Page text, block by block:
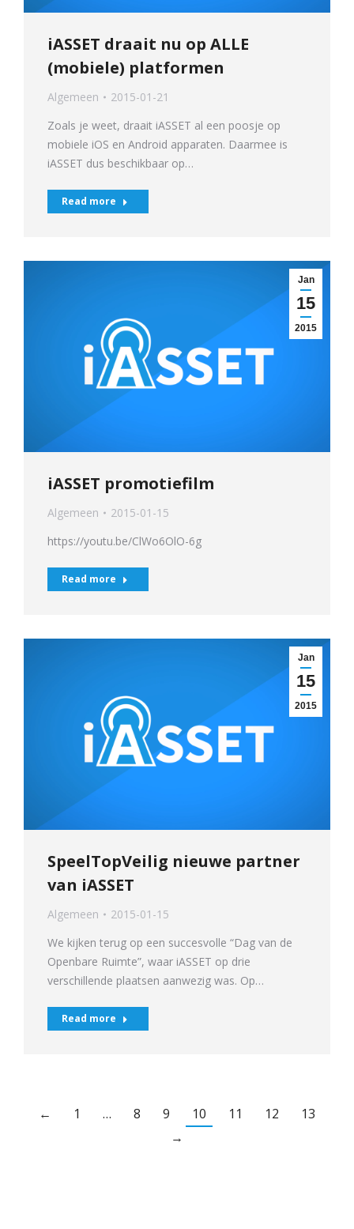
iASSET draait nu op ALLE
(mobiele) platformen
Algemeen
2015-01-21
Zoals je weet, draait iASSET al een poosje op
mobiele iOS en Android apparaten. Daarmee is
iASSET dus beschikbaar op…
Read more
Jan
15
2015
iASSET promotiefilm
Algemeen
2015-01-15
https://youtu.be/ClWo6OlO-6g
Read more
Jan
15
2015
SpeelTopVeilig nieuwe partner
van iASSET
Algemeen
2015-01-15
We kijken terug op een succesvolle “Dag van de
Openbare Ruimte”, waar iASSET op drie
verschillende plaatsen aanwezig was. Op…
Read more
← 1 … 8 9 10 11 12
13
→